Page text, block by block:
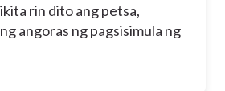
rin dito ang petsa,
angoras ng pagsisimula ng